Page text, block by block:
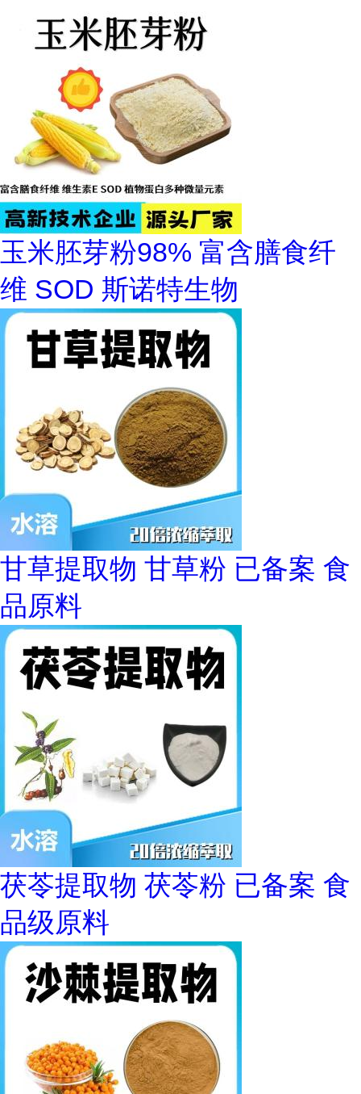
玉米胚芽粉98% 富含膳食纤
维 SOD 斯诺特生物
甘草提取物 甘草粉 已备案 食
品原料
茯苓提取物 茯苓粉 已备案 食
品级原料